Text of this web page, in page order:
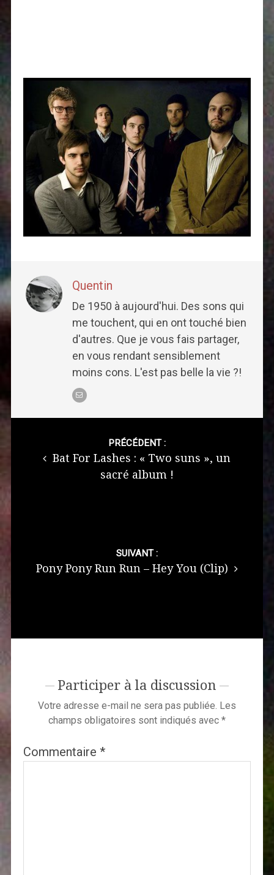
Quentin
De 1950 à aujourd'hui. Des sons qui
me touchent, qui en ont touché bien
d'autres. Que je vous fais partager,
en vous rendant sensiblement
moins cons. L'est pas belle la vie ?!
PRÉCÉDENT :
Bat For Lashes : « Two suns », un
sacré album !
SUIVANT :
Pony Pony Run Run – Hey You (Clip)
Participer à la discussion
Votre adresse e-mail ne sera pas publiée. Les
champs obligatoires sont indiqués avec *
Commentaire *